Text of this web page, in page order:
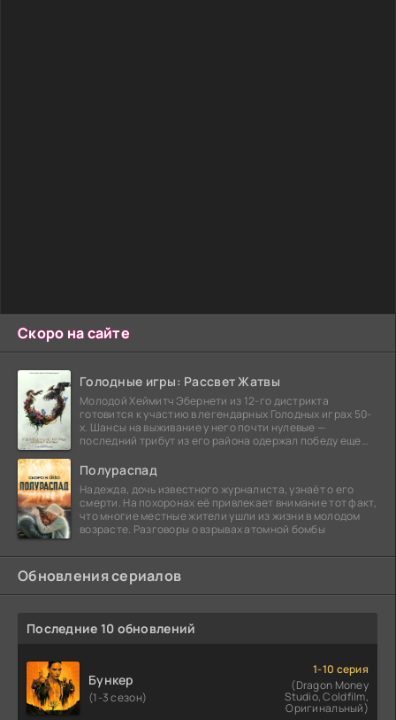
Скоро на сайте
Голодные игры: Рассвет Жатвы
Молодой Хеймитч Эбернети из 12-го дистрикта
готовится к участию в легендарных Голодных играх 50-
х. Шансы на выживание у него почти нулевые —
последний трибут из его района одержал победу еще
Полураспад
Надежда, дочь известного журналиста, узнаёт о его
смерти. На похоронах её привлекает внимание тот факт,
что многие местные жители ушли из жизни в молодом
возрасте. Разговоры о взрывах атомной бомбы
Обновления сериалов
Последние 10 обновлений
Бункер
(1-3 сезон)
1-10 серия
(Dragon Money
Studio, Coldfilm,
Оригинальный)